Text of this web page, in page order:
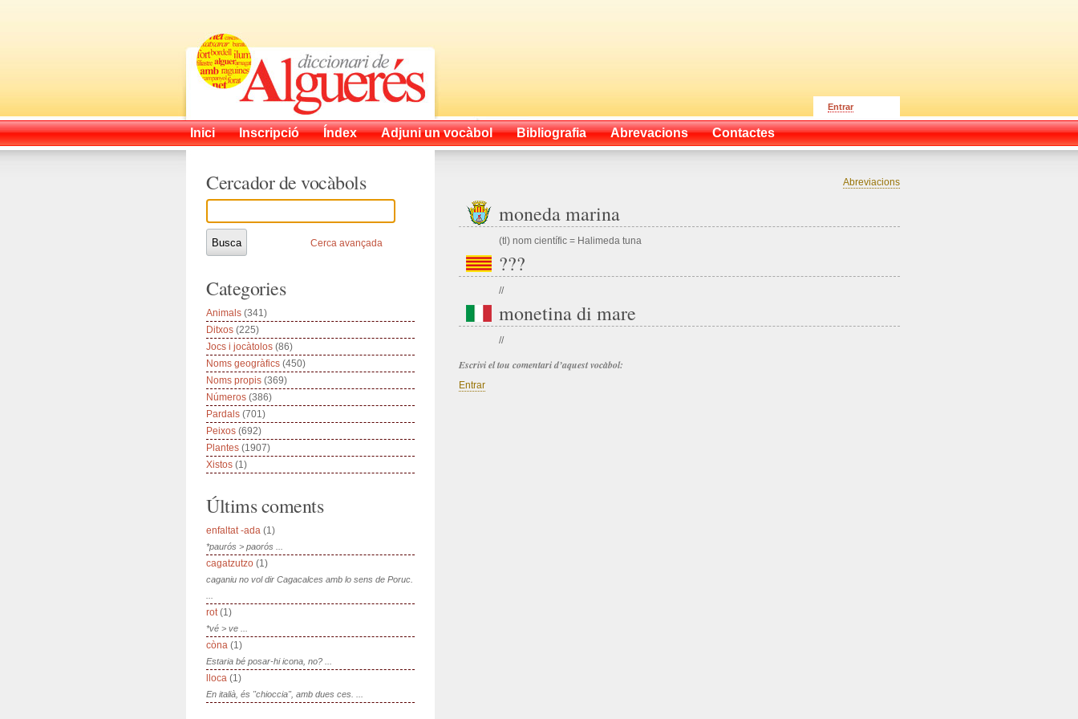
Entrar
Inici Inscripció Índex Adjuni un vocàbol Bibliografia Abrevacions Contactes
Abreviacions
moneda marina
(tl) nom científic = Halimeda tuna
???
//
monetina di mare
//
Escrivi el tou comentari d’aquest vocàbol:
Entrar
Cercador de vocàbols
Cerca avançada
Categories
Animals (341)
Ditxos (225)
Jocs i jocàtolos (86)
Noms geogràfics (450)
Noms propis (369)
Números (386)
Pardals (701)
Peixos (692)
Plantes (1907)
Xistos (1)
Últims coments
enfaltat -ada (1)
*paurós > paorós ...
cagatzutzo (1)
caganiu no vol dir Cagacalces amb lo sens de Poruc.
rot(1)
*vé > ve ...
còna (1)
Estaria bé posar-hi icona, no? ...
lloca (1)
En italià, és "chioccia", amb dues ces. ...